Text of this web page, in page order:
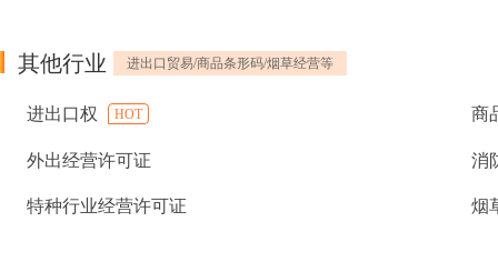
其他行业 进出口贸易/商品条形码/烟草经营等
进出口权 HOT 商
外出经营许可证 消
特种行业经营许可证 烟